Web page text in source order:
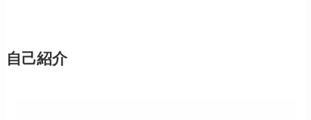
自己紹介